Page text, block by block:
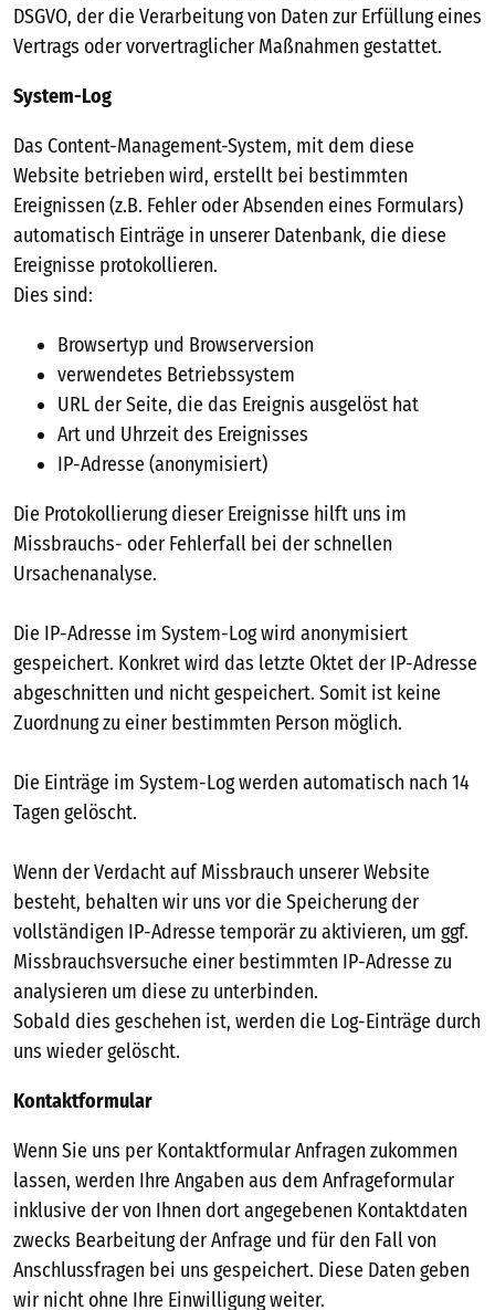
DSGVO, der die Verarbeitung von Daten zur Erfüllung eines
Vertrags oder vorvertraglicher Maßnahmen gestattet.
System-Log
Das Content-Management-System, mit dem diese
Website betrieben wird, erstellt bei bestimmten
Ereignissen (z.B. Fehler oder Absenden eines Formulars)
automatisch Einträge in unserer Datenbank, die diese
Ereignisse protokollieren.
Dies sind:
Browsertyp und Browserversion
verwendetes Betriebssystem
URL der Seite, die das Ereignis ausgelöst hat
Art und Uhrzeit des Ereignisses
IP-Adresse (anonymisiert)
Die Protokollierung dieser Ereignisse hilft uns im
Missbrauchs- oder Fehlerfall bei der schnellen
Ursachenanalyse.
Die IP-Adresse im System-Log wird anonymisiert
gespeichert. Konkret wird das letzte Oktet der IP-Adresse
abgeschnitten und nicht gespeichert. Somit ist keine
Zuordnung zu einer bestimmten Person möglich.
Die Einträge im System-Log werden automatisch nach 14
Tagen gelöscht.
Wenn der Verdacht auf Missbrauch unserer Website
besteht, behalten wir uns vor die Speicherung der
vollständigen IP-Adresse temporär zu aktivieren, um ggf.
Missbrauchsversuche einer bestimmten IP-Adresse zu
analysieren um diese zu unterbinden.
Sobald dies geschehen ist, werden die Log-Einträge durch
uns wieder gelöscht.
Kontaktformular
Wenn Sie uns per Kontaktformular Anfragen zukommen
lassen, werden Ihre Angaben aus dem Anfrageformular
inklusive der von Ihnen dort angegebenen Kontaktdaten
zwecks Bearbeitung der Anfrage und für den Fall von
Anschlussfragen bei uns gespeichert. Diese Daten geben
wir nicht ohne Ihre Einwilligung weiter.